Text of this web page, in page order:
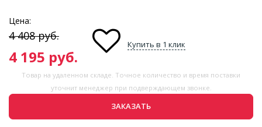
Цена:
4 408руб.
4 195 руб.
Купить в 1 клик
Товар на удаленном складе. Точное количество и время поставки
уточнит менеджер при подверждающем звонке.
ЗАКАЗАТЬ